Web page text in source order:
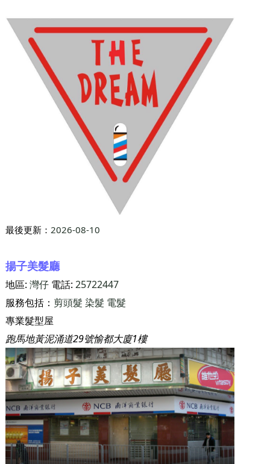
最後更新： 2026-08-10
揚子美髮廳
地區: 灣仔電話: 25722447
服務包括： 剪頭髮 染髮 電髮
專業髮型屋
跑馬地黃泥涌道29號愉都大廈1樓